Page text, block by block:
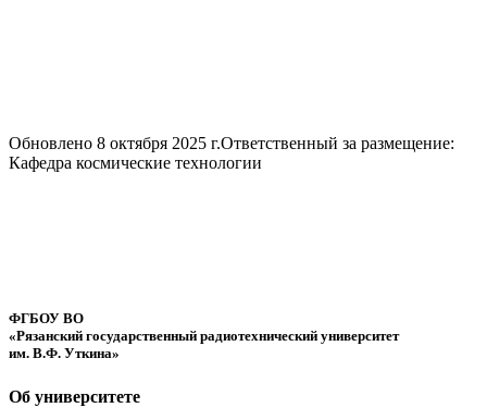
Обновлено 8 октября 2025 г.Ответственный за размещение:
Кафедра космические технологии
ФГБОУ ВО
«Рязанский государственный радиотехнический университет
им. В.Ф. Уткина»
Об университете